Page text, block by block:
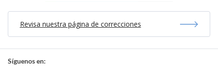
Revisa nuestra página de correcciones
Síguenos en: